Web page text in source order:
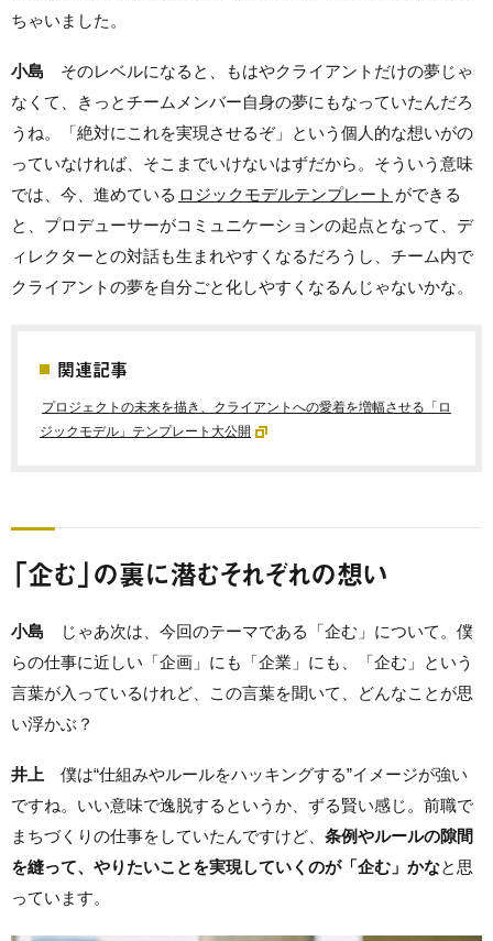
ちゃいました。
小島 そのレベルになると、もはやクライアントだけの夢じゃ
なくて、きっとチームメンバー自身の夢にもなっていたんだろ
うね。「絶対にこれを実現させるぞ」という個人的な想いがの
っていなければ、そこまでいけないはずだから。そういう意味
では、今、進めている ロジックモデルテンプレート ができる
と、プロデューサーがコミュニケーションの起点となって、デ
ィレクターとの対話も生まれやすくなるだろうし、チーム内で
クライアントの夢を自分ごと化しやすくなるんじゃないかな。
関連記事
プロジェクトの未来を描き、クライアントへの愛着を増幅させる「ロ
ジックモデル」テンプレート大公開
「企む」の裏に潜むそれぞれの想い
小島 じゃあ次は、今回のテーマである「企む」について。僕
らの仕事に近しい「企画」にも「企業」にも、「企む」という
言葉が入っているけれど、この言葉を聞いて、どんなことが思
い浮かぶ？
井上 僕は“仕組みやルールをハッキングする”イメージが強い
ですね。いい意味で逸脱するというか、ずる賢い感じ。前職で
まちづくりの仕事をしていたんですけど、 条例やルールの隙間
を縫って、やりたいことを実現していくのが「企む」かなと思
っています。